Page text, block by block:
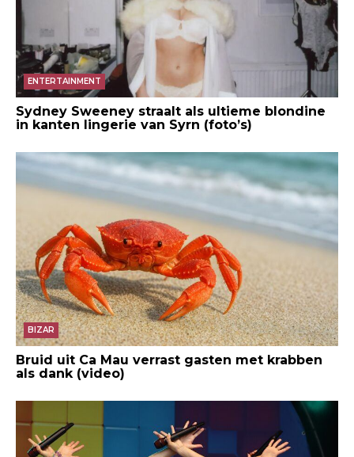
ENTERTAINMENT
Sydney Sweeney straalt als ultieme blondine
in kanten lingerie van Syrn (foto’s)
BIZAR
Bruid uit Ca Mau verrast gasten met krabben
als dank (video)